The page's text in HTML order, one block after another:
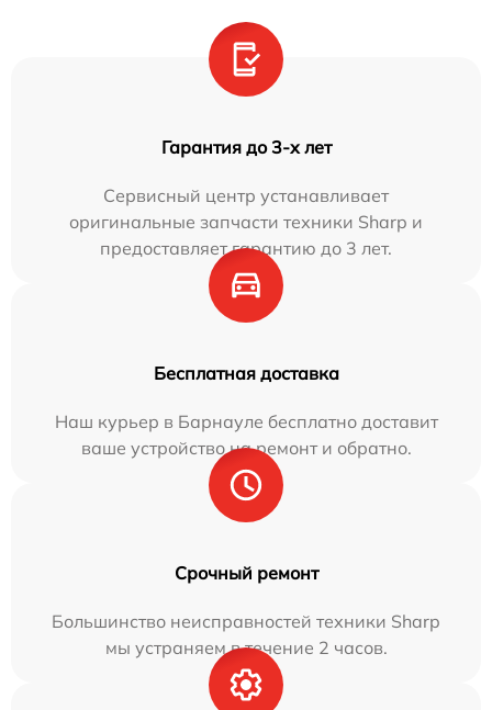
Гарантия до 3-х лет
Сервисный центр устанавливает
оригинальные запчасти техники Sharp и
предоставляет гарантию до 3 лет.
Бесплатная доставка
Наш курьер в Барнауле бесплатно доставит
ваше устройство на ремонт и обратно.
Срочный ремонт
Большинство неисправностей техники Sharp
мы устраняем в течение 2 часов.